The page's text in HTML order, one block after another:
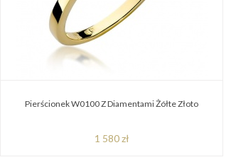
Pierścionek W0100 Z Diamentami Żółte Złoto
1 580 zł